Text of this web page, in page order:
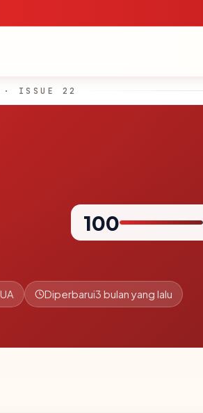
· ISSUE 22
100
Diperbarui3 bulan yang lalu